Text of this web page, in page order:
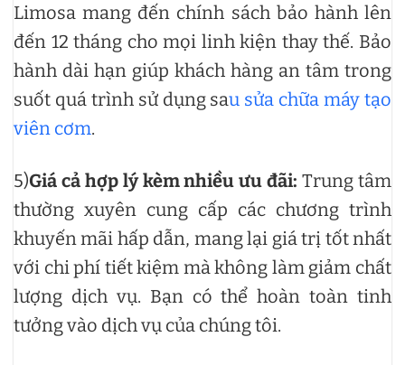
Limosa mang đến chính sách bảo hành lên
đến 12 tháng cho mọi linh kiện thay thế. Bảo
hành dài hạn giúp khách hàng an tâm trong
suốt quá trình sử dụng sau sửa chữa máy tạo
viên cơm.
5)Giá cả hợp lý kèm nhiều ưu đãi: Trung tâm
thường xuyên cung cấp các chương trình
khuyến mãi hấp dẫn, mang lại giá trị tốt nhất
với chi phí tiết kiệm mà không làm giảm chất
lượng dịch vụ. Bạn có thể hoàn toàn tinh
tưởng vào dịch vụ của chúng tôi.